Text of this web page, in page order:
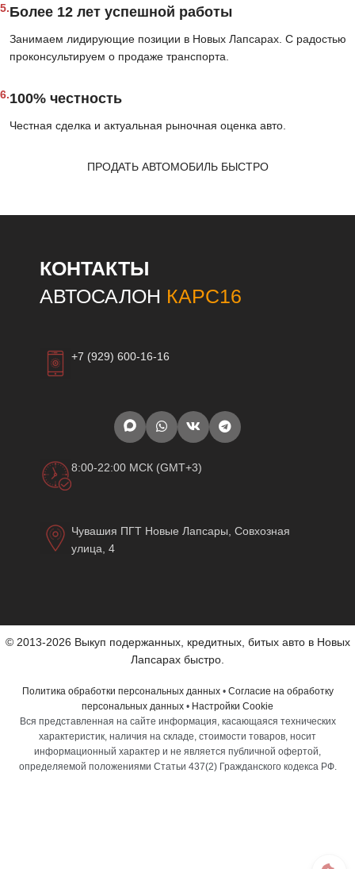
5.Более 12 лет успешной работы
Занимаем лидирующие позиции в Новых Лапсарах. С радостью
проконсультируем о продаже транспорта.
6.100% честность
Честная сделка и актуальная рыночная оценка авто.
ПРОДАТЬ АВТОМОБИЛЬ БЫСТРО
КОНТАКТЫ
АВТОСАЛОН КАРС16
+7 (929) 600-16-16
8:00-22:00 МСК (GMT+3)
Чувашия ПГТ Новые Лапсары, Совхозная
улица, 4
© 2013-2026 Выкуп подержанных, кредитных, битых авто в Новых
Лапсарах быстро.
Политика обработки персональных данных• Согласие на обработку
персональных данных • Настройки Cookie
Вся представленная на сайте информация, касающаяся технических
характеристик, наличия на складе, стоимости товаров, носит
информационный характер и не является публичной офертой,
определяемой положениями Статьи 437(2) Гражданского кодекса РФ.